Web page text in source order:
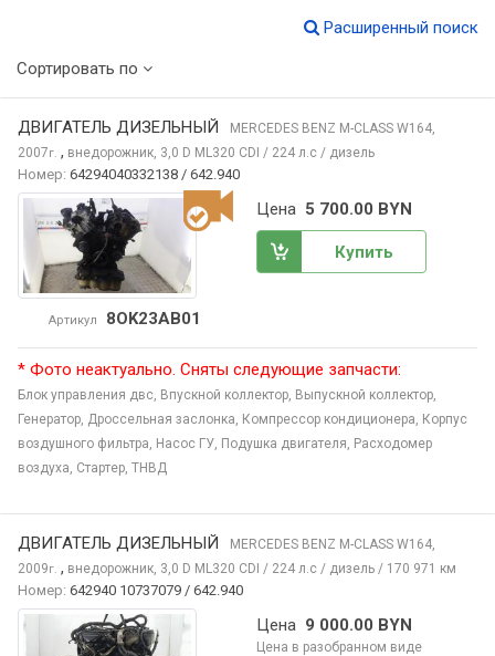
Расширенный поиск
Сортировать по
ДВИГАТЕЛЬ ДИЗЕЛЬНЫЙ MERCEDES BENZ M-CLASS W164,
2007г. , внедорожник, 3,0 D ML320 CDI / 224 л.с / дизель
Номер: 64294040332138 / 642.940
Артикул 8OK23AB01
Цена 5 700.00 BYN
Купить
* Фото неактуально. Сняты следующие запчасти:
Блок управления двс, Впускной коллектор, Выпускной коллектор,
Генератор, Дроссельная заслонка, Компрессор кондиционера, Корпус
воздушного фильтра, Насос ГУ, Подушка двигателя, Расходомер
воздуха, Стартер, ТНВД
ДВИГАТЕЛЬ ДИЗЕЛЬНЫЙ MERCEDES BENZ M-CLASS W164,
2009г. , внедорожник, 3,0 D ML320 CDI / 224 л.с / дизель / 170 971 км
Номер: 642940 10737079 / 642.940
Цена 9 000.00 BYN
Цена в разобранном виде